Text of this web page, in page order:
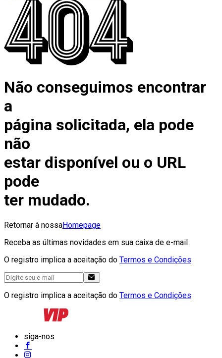
Não conseguimos encontrar
a
página solicitada, ela pode
não
estar disponível ou o URL
pode
ter mudado.
Retornar à nossaHomepage
Receba as últimas novidades em sua caixa de e-mail
O registro implica a aceitação do Termos e Condições
O registro implica a aceitação do Termos e Condições
siga-nos